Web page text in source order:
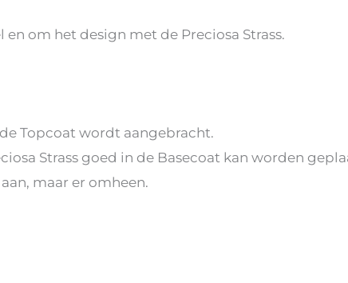
om het design met de Preciosa Strass.
Topcoat wordt aangebracht.
Strass goed in de Basecoat kan worden
maar er omheen.